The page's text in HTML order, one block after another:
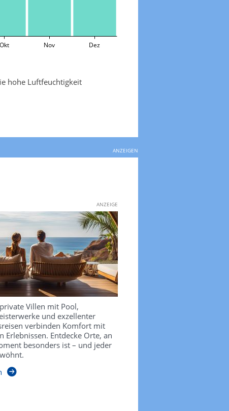
Okt Nov Dez
hohe Luftfeuchtigkeit
ANZEIGEN
ANZEIGE
Villen mit Pool,
und exzellenter
verbinden Komfort mit
Erlebnissen. Entdecke Orte, an
besonders ist – und jeder